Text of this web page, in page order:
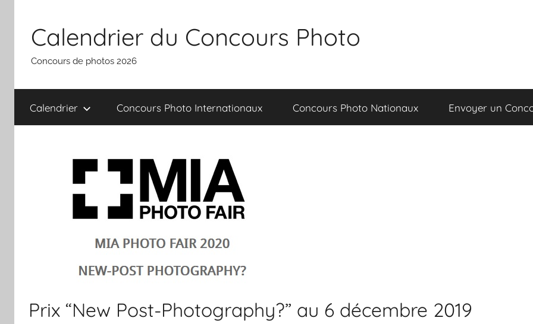
contenu
Calendrier du Concours Photo
Concours de photos 2026
Calendrier Concours Photo Internationaux Concours Photo Nationaux Envoyer un
Prix “New Post-Photography?” au 6 décembre 2019